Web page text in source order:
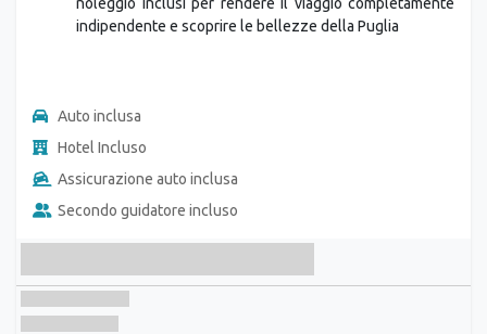
indipendente e scoprire le bellezze della Puglia
Auto inclusa
Hotel Incluso
Assicurazione auto inclusa
Secondo guidatore incluso